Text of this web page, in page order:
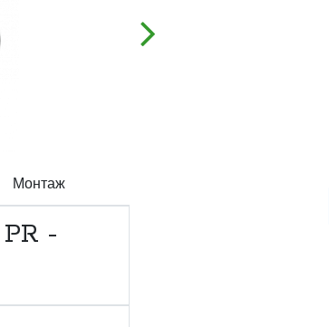
Монтаж
-